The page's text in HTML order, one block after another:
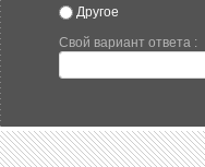
Другое
Свой вариант ответа :